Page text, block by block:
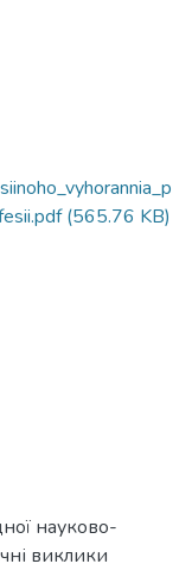
(565.76 KB)
науково-
виклики